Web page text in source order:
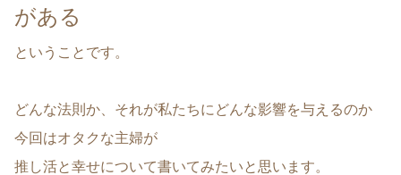
がある
ということです。
どんな法則か、それが私たちにどんな影響を与えるのか
今回はオタクな主婦が
推し活と幸せについて書いてみたいと思います。